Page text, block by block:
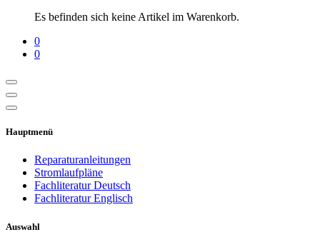
Es befinden sich keine Artikel im Warenkorb.
0
0
Hauptmenü
Reparaturanleitungen
Stromlaufpläne
Fachliteratur Deutsch
Fachliteratur Englisch
Auswahl